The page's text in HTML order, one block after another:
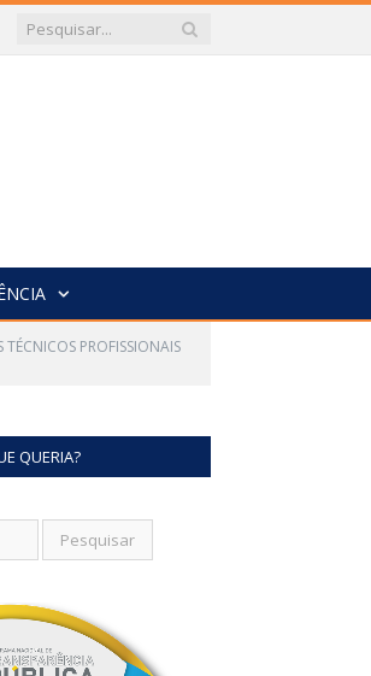
PROFISSIONAIS
QUERIA?